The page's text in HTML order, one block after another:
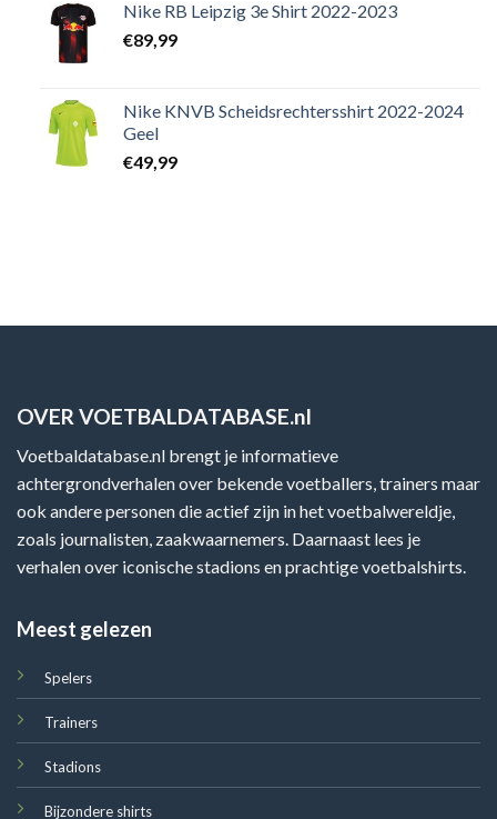
Nike RB Leipzig 3e Shirt 2022-2023
€89,99
Nike KNVB Scheidsrechtersshirt 2022-2024
Geel
€49,99
OVER VOETBALDATABASE.nl
Voetbaldatabase.nl brengt je informatieve
achtergrondverhalen over bekende voetballers, trainers maar
ook andere personen die actief zijn in het voetbalwereldje,
zoals journalisten, zaakwaarnemers. Daarnaast lees je
verhalen over iconische stadions en prachtige voetbalshirts.
Meest gelezen
Spelers
Trainers
Stadions
Bijzondere shirts